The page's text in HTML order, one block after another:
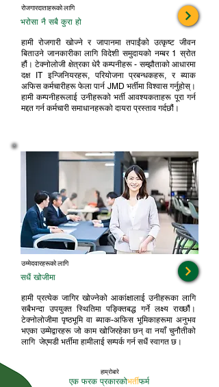
रोजगारदाताहरूको लागि
भरोसा नै सबै कुरा हो
हामी रोजगारी खोज्ने र जापानमा तपाईंको उत्कृष्ट जीवन
बिताउने जानकारीका लागि विदेशी समुदायको नम्बर 1 स्रोत
हौं। टेक्नोलोजी क्षेत्रका धेरै कम्पनीहरू - सम्झौताको आधारमा
दक्ष IT इन्जिनियरहरू, परियोजना प्रबन्धकहरू, र ब्याक
अफिस कर्मचारीहरू फेला पार्न JMD भर्तीमा विश्वास गर्नुहोस्।
हामी कम्पनीहरूलाई उनीहरूको भर्ती आवश्यकताहरू पूरा गर्न
मद्दत गर्न कर्मचारी समाधानहरूको दायरा प्रस्ताव गर्दछौं।
उम्मेदवारहरूको लागि
सधैं खोजीमा
हामी प्रत्येक जागिर खोज्नेको आकांक्षालाई उनीहरूका लागि
सबैभन्दा उपयुक्त स्थितिमा पङ्क्तिबद्ध गर्ने लक्ष्य राख्छौं।
टेक्नोलोजीमा पृष्ठभूमि वा ब्याक-अफिस भूमिकाहरूमा अनुभव
भएका उम्मेद्वारहरू जो काम खोजिरहेका छन् वा नयाँ चुनौतीको
लागि जेएमडी भर्तीमा हामीलाई सम्पर्क गर्न सधैं स्वागत छ।
हाम्रोबारे
एक फरक प्रकारकोभर्तीफर्म